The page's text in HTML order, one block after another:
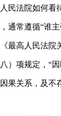
民法院如何看
通常遵循“谁
最高人民法院
）项规定， “
果关系，及不